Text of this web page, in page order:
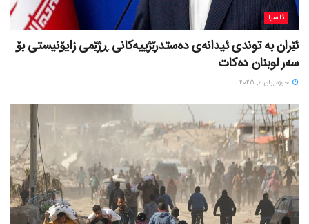
ئاسیا
ئێران بە توندی ئیدانەی دەستدرێژییەکانی ڕژێمی زایۆنیستی بۆ
سەر لوبنان دەکات
حوزه‌یران 6, 2025